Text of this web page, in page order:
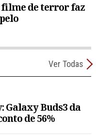
de terror faz
Ver Todas
Galaxy Buds3 da
de 56%